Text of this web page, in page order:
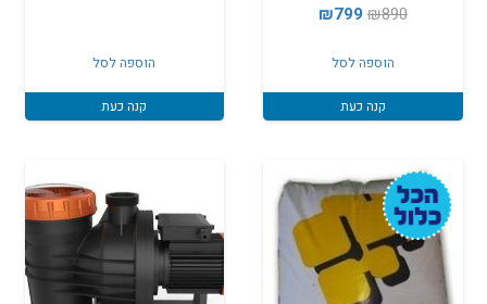
₪890
המחיר
היה:
₪890.
₪799
₪799.
הוספה לסל
קנה כעת
הוספה לסל
קנה כעת